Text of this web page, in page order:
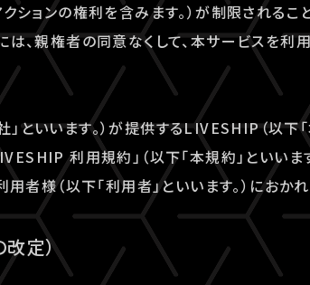
ョンの権利を含みます。）が制限されるこ
、親権者の同意なくして、本サービスを利
といいます。）が提供するLIVESHIP（以下「
利用規約」（以下「本規約」といいま
者様（以下「利用者」といいます。）におか
定）